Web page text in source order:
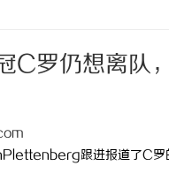
C罗仍想离队
跟进报道了C罗